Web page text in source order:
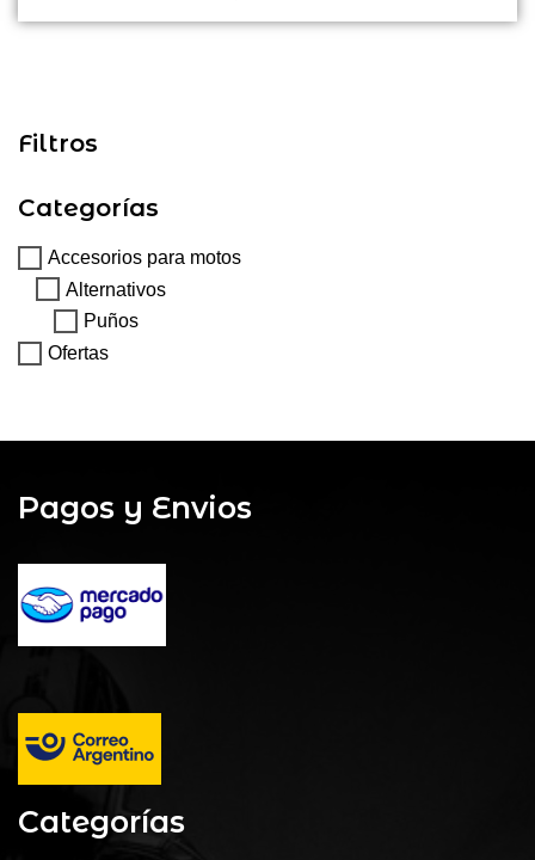
Filtros
Categorías
Accesorios para motos
Alternativos
Puños
Ofertas
Pagos y Envios
Categorías